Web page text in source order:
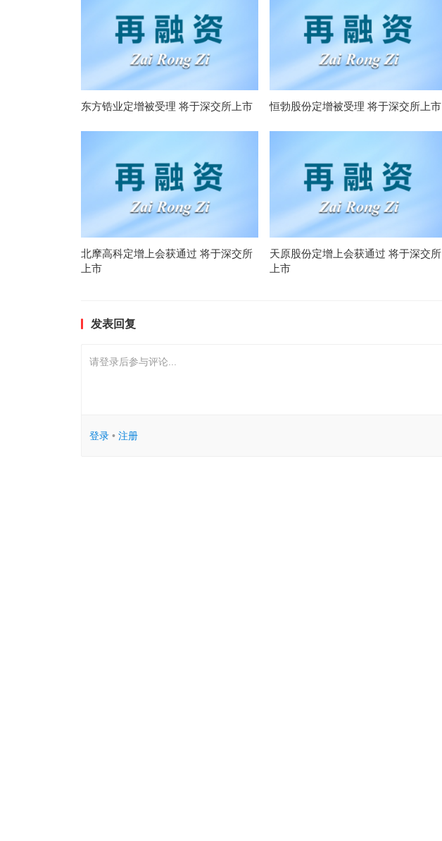
东方锆业定增被受理 将于深交所上市 恒勃股份定增被受理 将于深交所上市
北摩高科定增上会获通过 将于深交所
上市
天原股份定增上会获通过 将于深交所
上市
发表回复
请登录后参与评论...
登录• 注册